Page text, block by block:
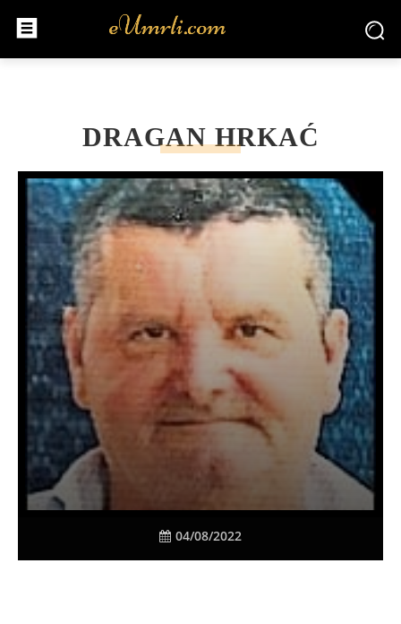
DRAGAN HRKAĆ
04/08/2022